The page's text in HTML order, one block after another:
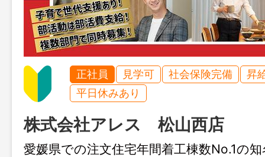
正社員 見学可 社会保険完備
昇
平日休みあり
株式会社アレス 松山西店
愛媛県での注文住宅年間着工棟数No.1の